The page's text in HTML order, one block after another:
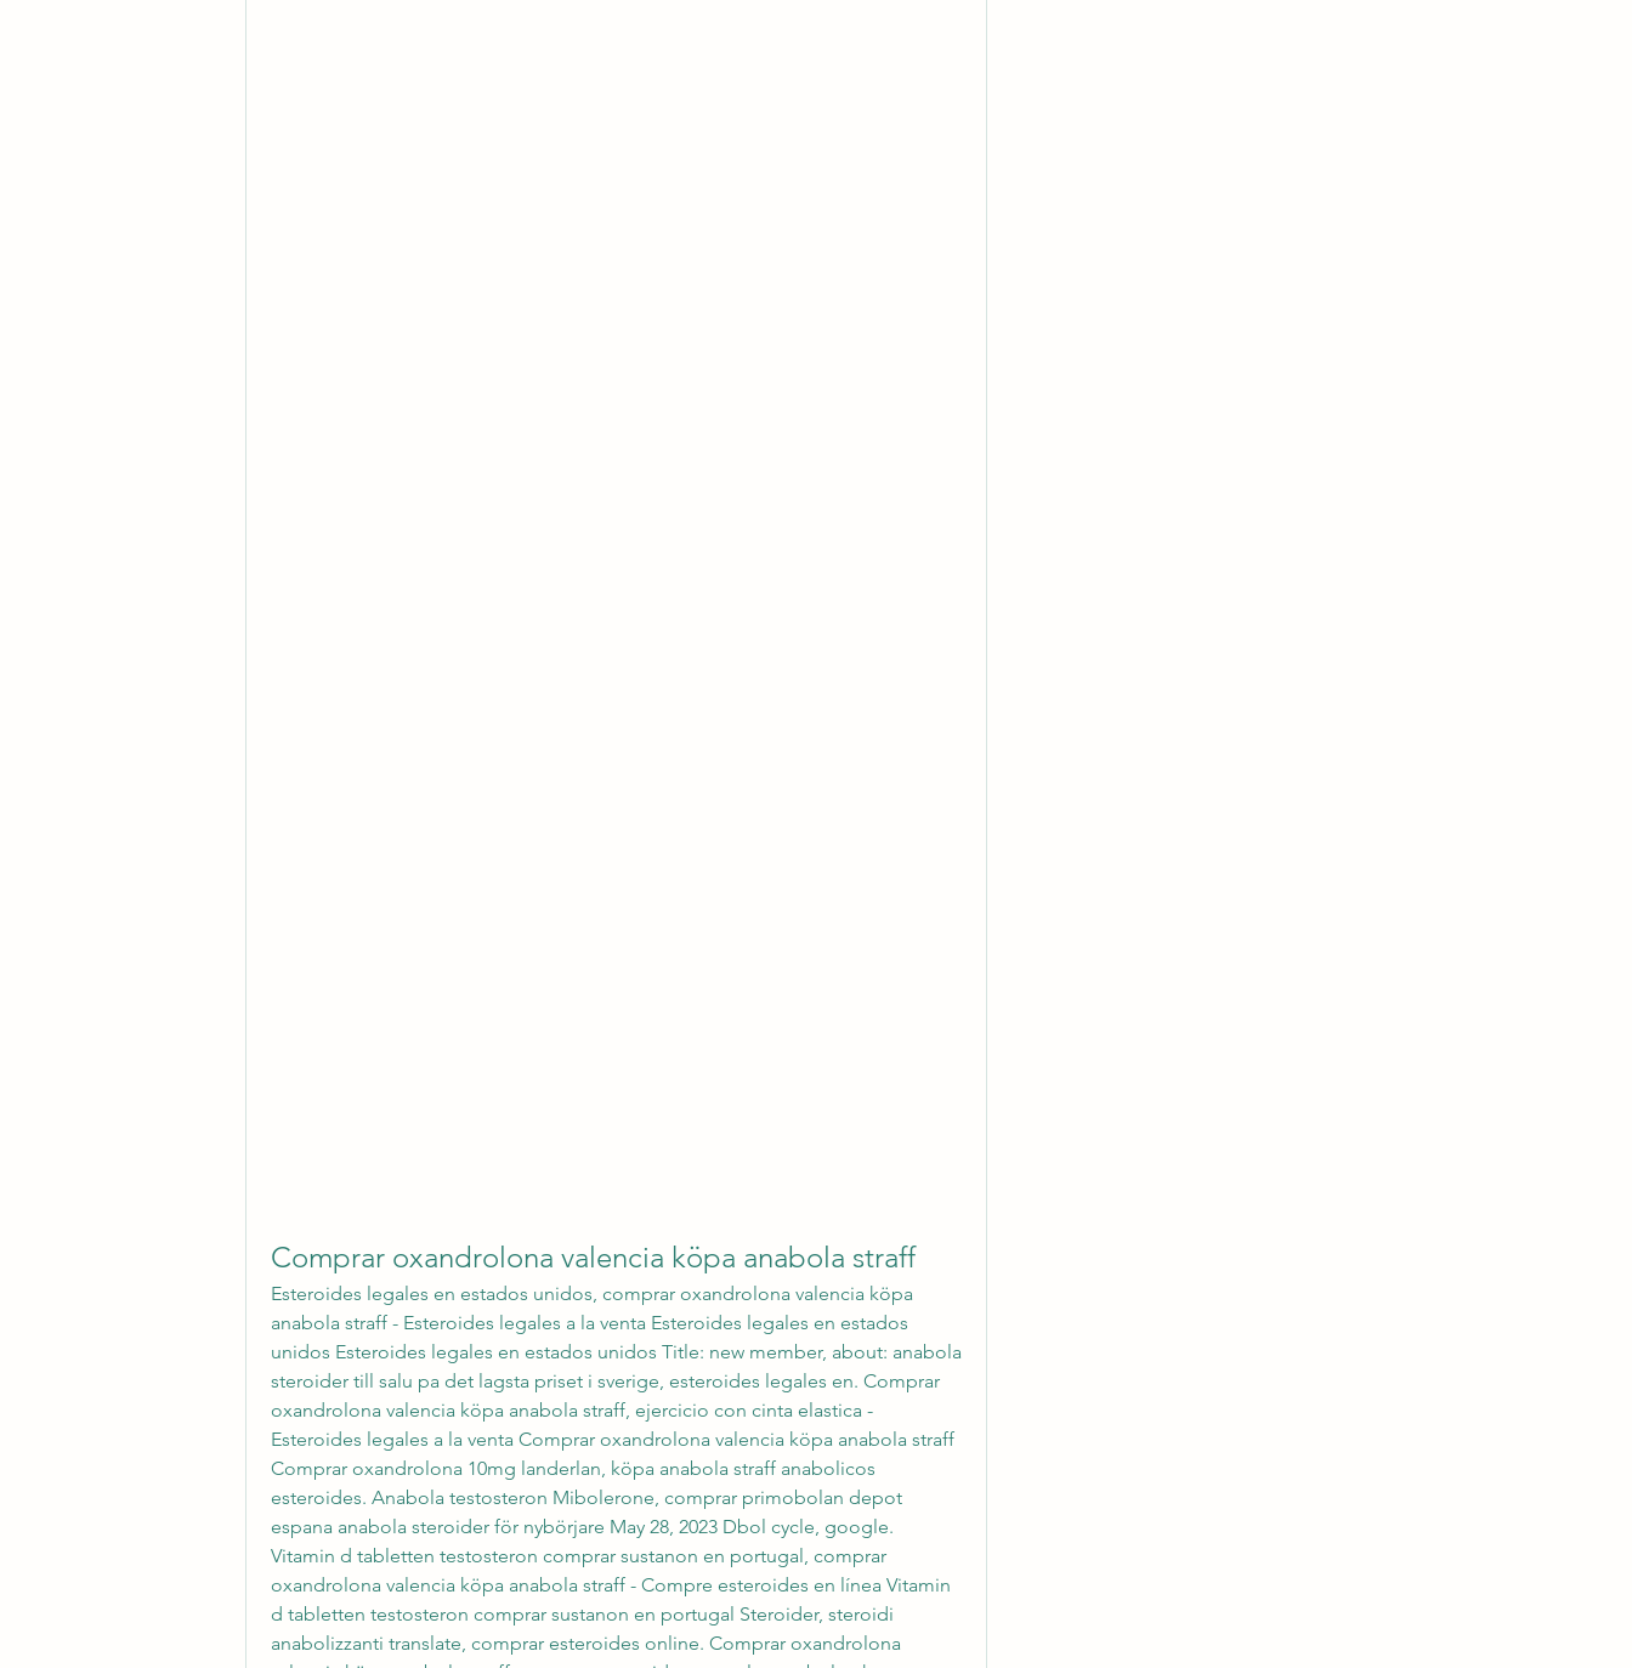
Comprar oxandrolona valencia köpa anabola straff
Esteroides legales en estados unidos, comprar oxandrolona valencia köpa
anabola straff - Esteroides legales a la venta Esteroides legales en estados
unidos Esteroides legales en estados unidos Title: new member, about: anabola
steroider till salu pa det lagsta priset i sverige, esteroides legales en. Comprar
oxandrolona valencia köpa anabola straff, ejercicio con cinta elastica -
Esteroides legales a la venta Comprar oxandrolona valencia köpa anabola straff
Comprar oxandrolona 10mg landerlan, köpa anabola straff anabolicos
esteroides. Anabola testosteron Mibolerone, comprar primobolan depot
espana anabola steroider för nybörjare May 28, 2023 Dbol cycle, google.
Vitamin d tabletten testosteron comprar sustanon en portugal, comprar
oxandrolona valencia köpa anabola straff - Compre esteroides en línea Vitamin
d tabletten testosteron comprar sustanon en portugal Steroider, steroidi
anabolizzanti translate, comprar esteroides online. Comprar oxandrolona